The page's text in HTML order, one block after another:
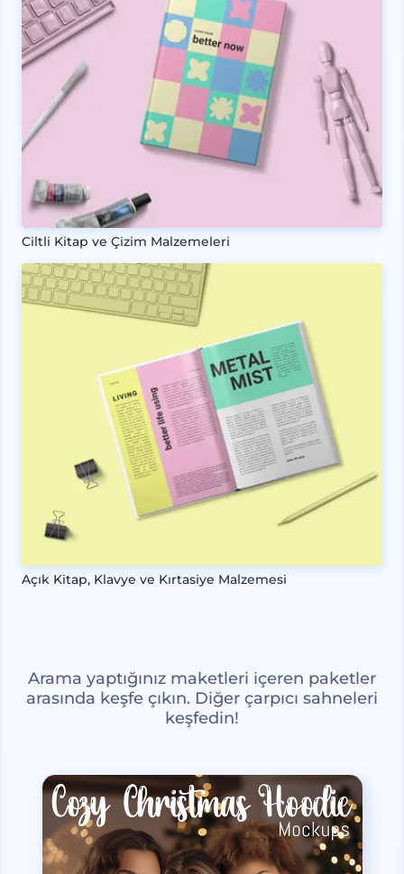
Ciltli Kitap ve Çizim Malzemeleri
Açık Kitap, Klavye ve Kırtasiye Malzemesi
Arama yaptığınız maketleri içeren paketler
arasında keşfe çıkın. Diğer çarpıcı sahneleri
keşfedin!